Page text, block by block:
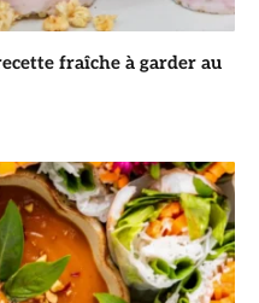
fraîche à garder au